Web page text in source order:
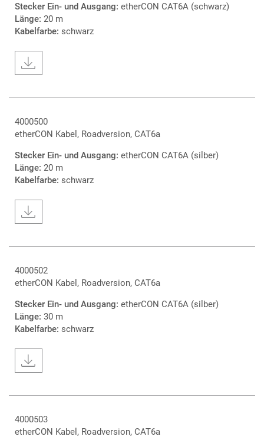
Stecker Ein- und Ausgang: etherCON CAT6A (schwarz)
Länge: 20 m
Kabelfarbe: schwarz
4000500
etherCON Kabel, Roadversion, CAT6a
Stecker Ein- und Ausgang: etherCON CAT6A (silber)
Länge: 20 m
Kabelfarbe: schwarz
4000502
etherCON Kabel, Roadversion, CAT6a
Stecker Ein- und Ausgang: etherCON CAT6A (silber)
Länge: 30 m
Kabelfarbe: schwarz
4000503
etherCON Kabel, Roadversion, CAT6a